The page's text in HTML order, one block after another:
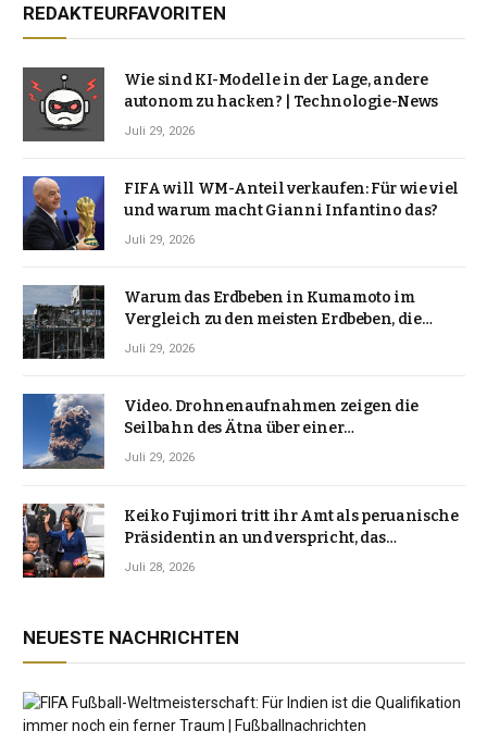
REDAKTEURFAVORITEN
Wie sind KI-Modelle in der Lage, andere
autonom zu hacken? | Technologie-News
Juli 29, 2026
FIFA will WM-Anteil verkaufen: Für wie viel
und warum macht Gianni Infantino das?
Juli 29, 2026
Warum das Erdbeben in Kumamoto im
Vergleich zu den meisten Erdbeben, die
Japan erschütterten, ungewöhnlich ist
Juli 29, 2026
Video. Drohnenaufnahmen zeigen die
Seilbahn des Ätna über einer
Vulkanlandschaft
Juli 29, 2026
Keiko Fujimori tritt ihr Amt als peruanische
Präsidentin an und verspricht, das
Jahrzehnt der Instabilität zu beenden
Juli 28, 2026
NEUESTE NACHRICHTEN